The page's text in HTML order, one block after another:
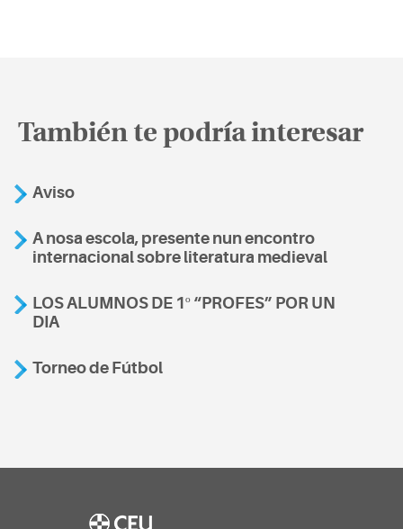
También te podría interesar
Aviso
A nosa escola, presente nun encontro
internacional sobre literatura medieval
LOS ALUMNOS DE 1º “PROFES” POR UN
DIA
Torneo de Fútbol